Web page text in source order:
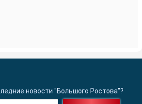
новости "Большого Ростова"?